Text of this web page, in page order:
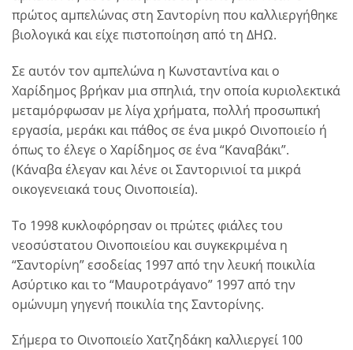
πρώτος αμπελώνας στη Σαντορίνη που καλλιεργήθηκε
βιολογικά και είχε πιστοποίηση από τη ΔΗΩ.
Σε αυτόν τον αμπελώνα η Κωνσταντίνα και ο
Χαρίδημος βρήκαν μια σπηλιά, την οποία κυριολεκτικά
μεταμόρφωσαν με λίγα χρήματα, πολλή προσωπική
εργασία, μεράκι και πάθος σε ένα μικρό Οινοποιείο ή
όπως το έλεγε ο Χαρίδημος σε ένα “Καναβάκι”.
(Κάναβα έλεγαν και λένε οι Σαντορινιοί τα μικρά
οικογενειακά τους Οινοποιεία).
Το 1998 κυκλοφόρησαν οι πρώτες φιάλες του
νεοσύστατου Οινοποιείου και συγκεκριμένα η
“Σαντορίνη” εσοδείας 1997 από την λευκή ποικιλία
Ασύρτικο και το “Μαυροτράγανο” 1997 από την
ομώνυμη γηγενή ποικιλία της Σαντορίνης.
Σήμερα το Οινοποιείο Χατζηδάκη καλλιεργεί 100